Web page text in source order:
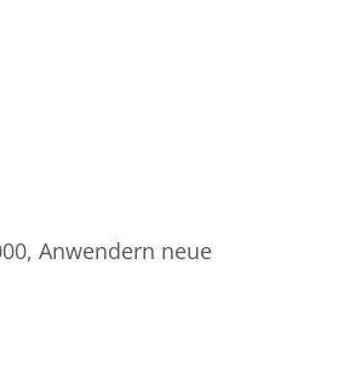
Anwendern neue